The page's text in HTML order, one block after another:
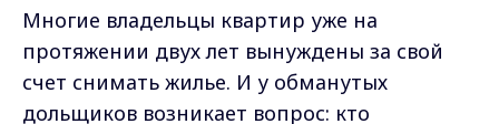
Многие владельцы квартир уже на
протяжении двух лет вынуждены за свой
счет снимать жилье. И у обманутых
дольщиков возникает вопрос: кто